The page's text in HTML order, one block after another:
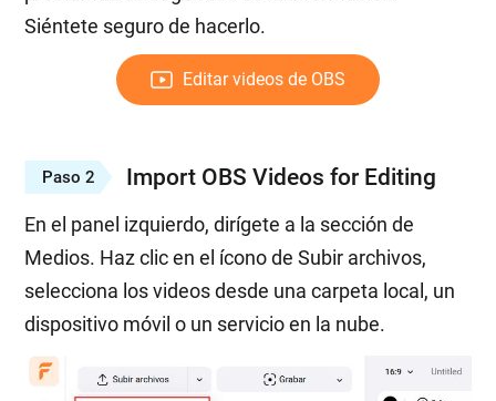
Siéntete seguro de hacerlo.
Editar videos de OBS
Paso 2 Import OBS Videos for Editing
En el panel izquierdo, dirígete a la sección de
Medios. Haz clic en el ícono de Subir archivos,
selecciona los videos desde una carpeta local, un
dispositivo móvil o un servicio en la nube.